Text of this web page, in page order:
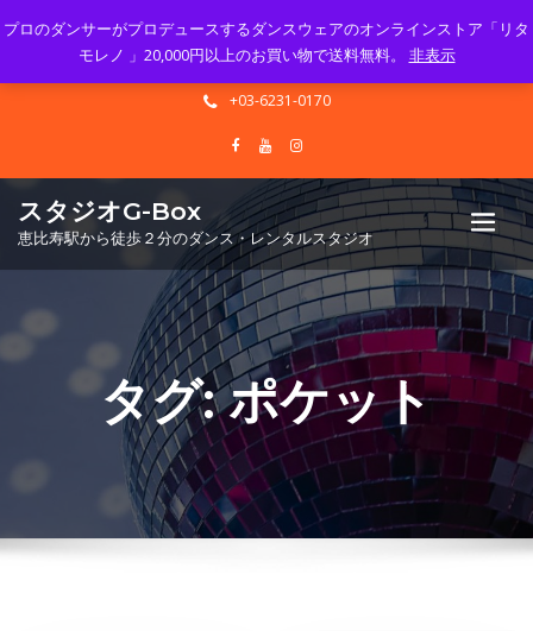
Mon - Sun 10.00 - 23.00
info@gbox-tango.com
+03-6231-0170
スタジオG-Box
恵比寿駅から徒歩２分のダンス・レンタルスタジオ
タグ:ポケット
プロのダンサーがプロデュースするダンスウェアのオンラインストア「リタ
モレノ 」20,000円以上のお買い物で送料無料。 非表示